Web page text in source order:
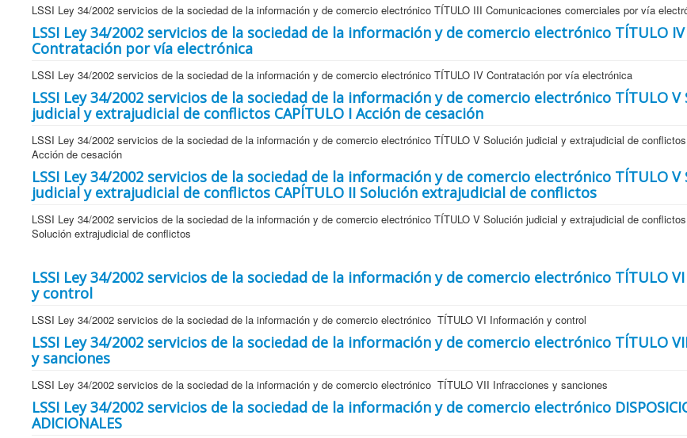
LSSI Ley 34/2002 servicios de la sociedad de la información y de comercio electrónico TÍTULO III Comunicaciones comerciales por vía
LSSI Ley 34/2002 servicios de la sociedad de la información y de comercio electrónico TÍTULO IV
Contratación por vía electrónica
LSSI Ley 34/2002 servicios de la sociedad de la información y de comercio electrónico TÍTULO IV Contratación por vía electrónica
LSSI Ley 34/2002 servicios de la sociedad de la información y de comercio electrónico TÍTULO V
judicial y extrajudicial de conflictos CAPÍTULO I Acción de cesación
LSSI Ley 34/2002 servicios de la sociedad de la información y de comercio electrónico TÍTULO V Solución judicial y extrajudicial de
Acción de cesación
LSSI Ley 34/2002 servicios de la sociedad de la información y de comercio electrónico TÍTULO V
judicial y extrajudicial de conflictos CAPÍTULO II Solución extrajudicial de conflictos
LSSI Ley 34/2002 servicios de la sociedad de la información y de comercio electrónico TÍTULO V Solución judicial y extrajudicial de
Solución extrajudicial de conflictos
LSSI Ley 34/2002 servicios de la sociedad de la información y de comercio electrónico TÍTULO
y control
LSSI Ley 34/2002 servicios de la sociedad de la información y de comercio electrónico TÍTULO VI Información y control
LSSI Ley 34/2002 servicios de la sociedad de la información y de comercio electrónico TÍTULO
y sanciones
LSSI Ley 34/2002 servicios de la sociedad de la información y de comercio electrónico TÍTULO VII Infracciones y sanciones
LSSI Ley 34/2002 servicios de la sociedad de la información y de comercio electrónico
ADICIONALES